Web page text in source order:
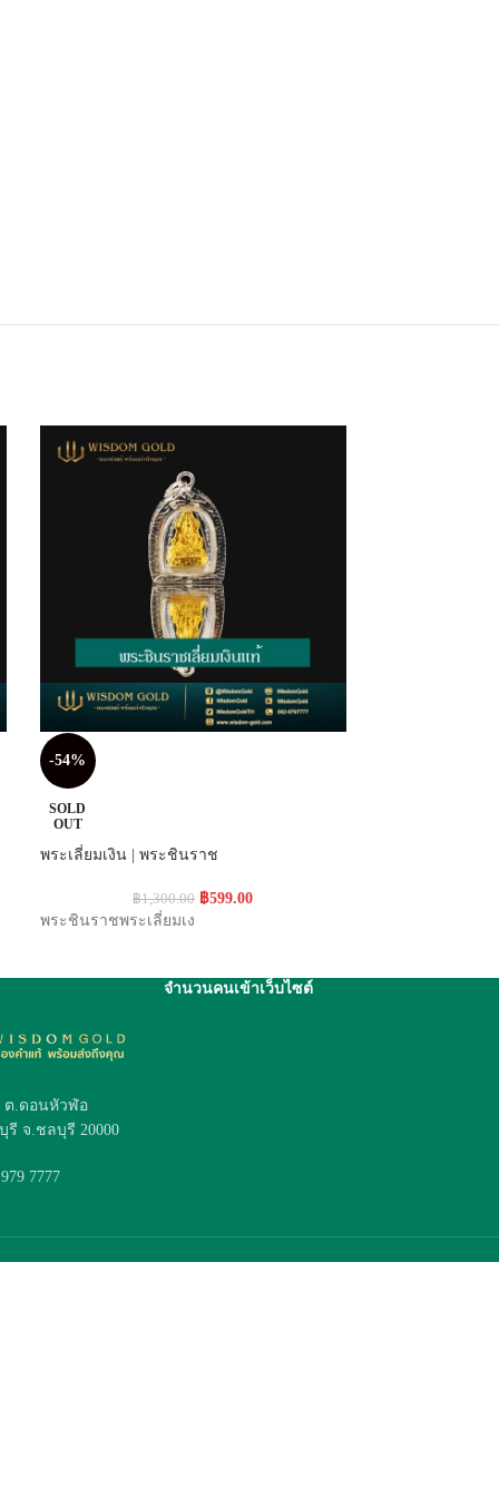
-54%
SOLD
OUT
พระเลี่ยมเงิน | พระชินราช
฿1,300.00 ฿599.00
พระชินราชพระเลี่ยมเง
ต.ดอนหัวฬ่อ
รี จ.ชลบุรี 20000
7777
จำนวนคนเข้าเว็บไซต์